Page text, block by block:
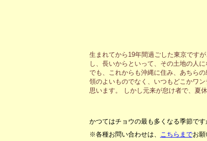
生まれてから19年間過ごした東京です
し、長いからといって、その土地の人
でも、これからも沖縄に住み、あちら
領のよいものでなく、いつもどこかワ
思います。 しかし元来が怠け者で、夏
かつてはチョウの最も多くなる季節で
※各種お問い合わせは、 こちらまでお願